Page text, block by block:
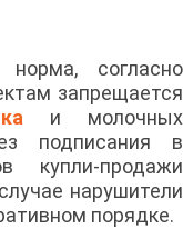
согласно
запрещается
и молочных
подписания в
купли-продажи
нарушители
порядке.